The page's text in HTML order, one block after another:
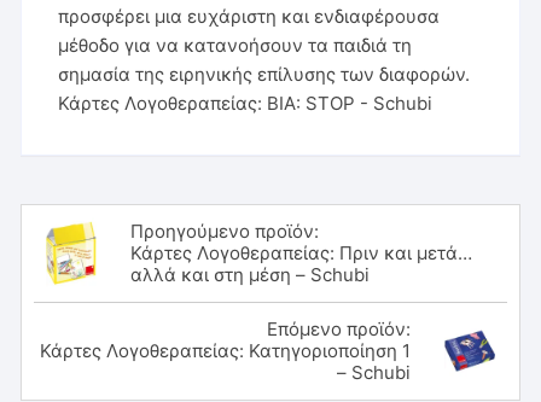
προσφέρει μια ευχάριστη και ενδιαφέρουσα
μέθοδο για να κατανοήσουν τα παιδιά τη
σημασία της ειρηνικής επίλυσης των διαφορών.
Κάρτες Λογοθεραπείας: ΒΙΑ: STOP - Schubi
Προηγούμενο προϊόν:
Κάρτες Λογοθεραπείας: Πριν και μετά…
αλλά και στη μέση – Schubi
Επόμενο προϊόν:
Κάρτες Λογοθεραπείας: Κατηγοριοποίηση 1
– Schubi